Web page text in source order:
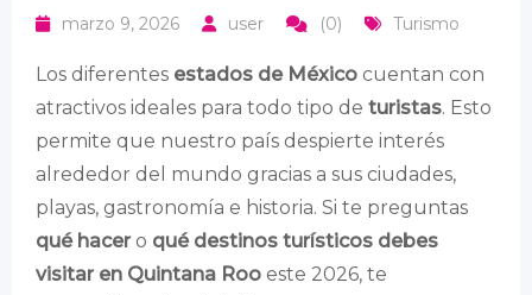
marzo 9, 2026 user (0) Turismo
Los diferentes estados de México cuentan con
atractivos ideales para todo tipo de turistas. Esto
permite que nuestro país despierte interés
alrededor del mundo gracias a sus ciudades,
playas, gastronomía e historia. Si te preguntas
qué hacero qué destinos turísticos debes
visitar en Quintana Roo este 2026, te